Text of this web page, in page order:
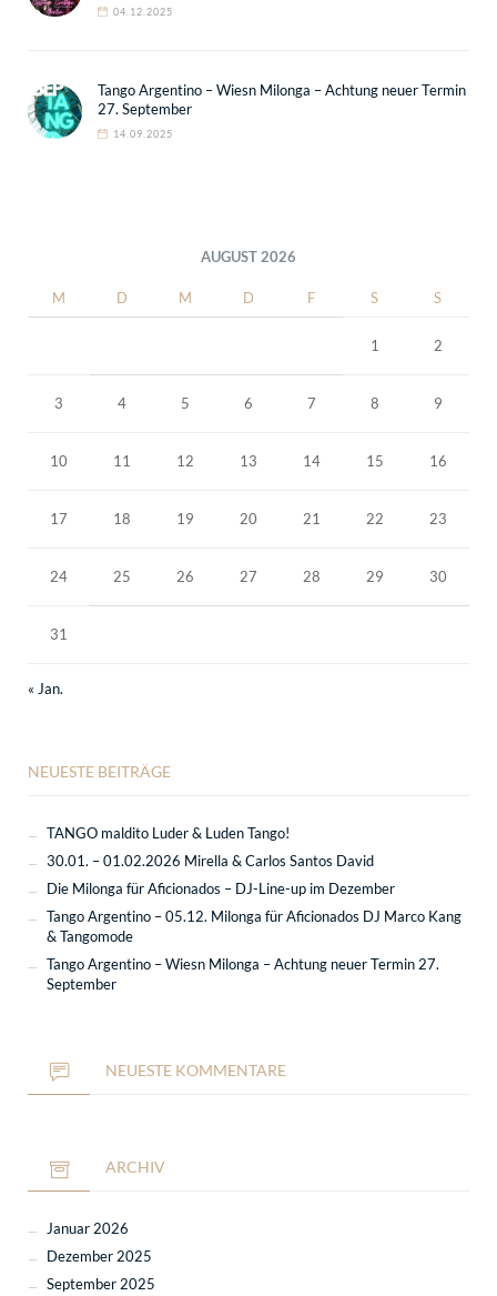
04.12.2025
Tango Argentino – Wiesn Milonga – Achtung neuer Termin
27. September
14.09.2025
AUGUST 2026
M D M D F S S
1 2
3 4 5 6 7 8 9
10 11 12 13 14 15 16
17 18 19 20 21 22 23
24 25 26 27 28 29 30
31
« Jan.
NEUESTE BEITRÄGE
TANGO maldito Luder & Luden Tango!
30.01. – 01.02.2026 Mirella & Carlos Santos David
Die Milonga für Aficionados – DJ-Line-up im Dezember
Tango Argentino – 05.12. Milonga für Aficionados DJ Marco Kang
& Tangomode
Tango Argentino – Wiesn Milonga – Achtung neuer Termin 27.
September
NEUESTE KOMMENTARE
ARCHIV
Januar 2026
Dezember 2025
September 2025